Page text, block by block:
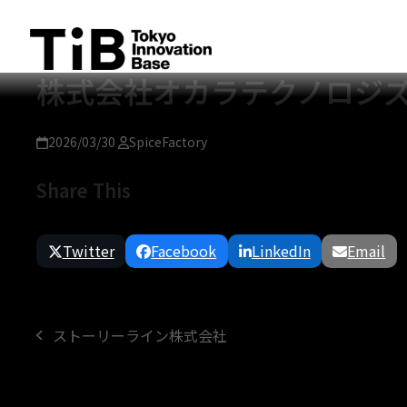
株式会社オカラテクノロジ
2026/03/30 SpiceFactory
Share This
Twitter Facebook LinkedIn Email
previous
ストーリーライン株式会社